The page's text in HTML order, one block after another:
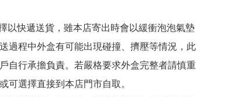
以快遞送貨，雖本店寄出時會以緩衝泡泡氣墊
過程中外盒有可能出現碰撞、擠壓等情況，此
自行承擔負責。若嚴格要求外盒完整者請慎重
可選擇直接到本店門市自取。